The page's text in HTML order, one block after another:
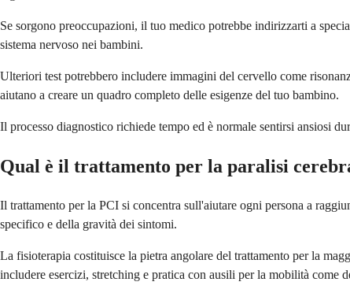
Se sorgono preoccupazioni, il tuo medico potrebbe indirizzarti a
sistema nervoso nei bambini.
Ulteriori test potrebbero includere immagini del cervello come
aiutano a creare un quadro completo delle esigenze del tuo bambino.
Il processo diagnostico richiede tempo ed è normale sentirsi ansiosi
Qual è il trattamento per la paralisi
Il trattamento per la PCI si concentra sull'aiutare ogni persona a
specifico e della gravità dei sintomi.
La fisioterapia costituisce la pietra angolare del trattamento per la
includere esercizi, stretching e pratica con ausili per la mobilità come